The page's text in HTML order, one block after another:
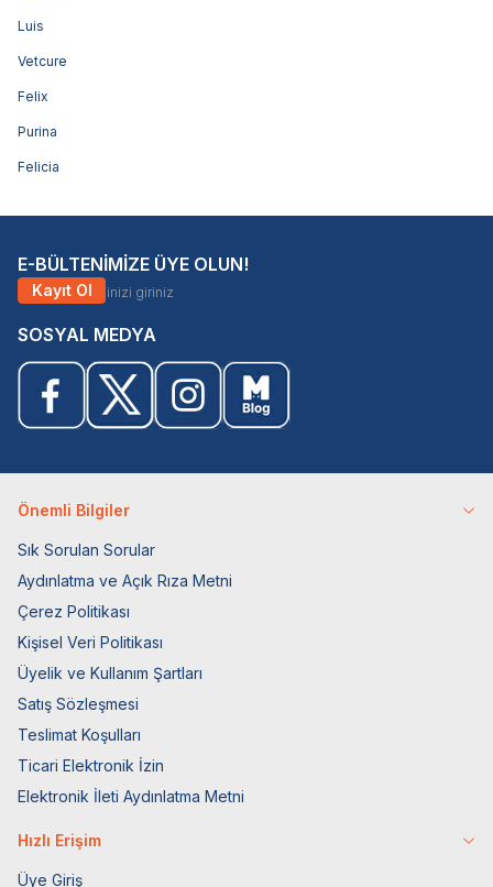
Luis
Vetcure
Felix
Purina
Felicia
E-BÜLTENİMİZE ÜYE OLUN!
Kayıt Ol
SOSYAL MEDYA
Önemli Bilgiler
Sık Sorulan Sorular
Aydınlatma ve Açık Rıza Metni
Çerez Politikası
Kişisel Veri Politikası
Üyelik ve Kullanım Şartları
Satış Sözleşmesi
Teslimat Koşulları
Ticari Elektronik İzin
Elektronik İleti Aydınlatma Metni
Hızlı Erişim
Üye Giriş